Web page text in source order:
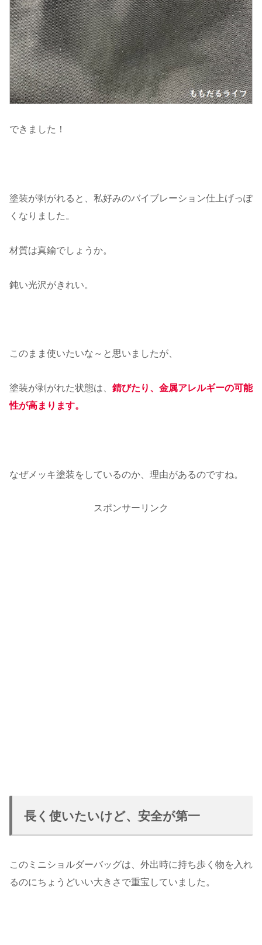
できました！
塗装が剥がれると、私好みのバイブレーション仕上げっぽ
くなりました。
材質は真鍮でしょうか。
鈍い光沢がきれい。
このまま使いたいな～と思いましたが、
塗装が剥がれた状態は、 錆びたり、金属アレルギーの可能
性が高まります。
なぜメッキ塗装をしているのか、理由があるのですね。
スポンサーリンク
長く使いたいけど、安全が第一
このミニショルダーバッグは、外出時に持ち歩く物を入れ
るのにちょうどいい大きさで重宝していました。